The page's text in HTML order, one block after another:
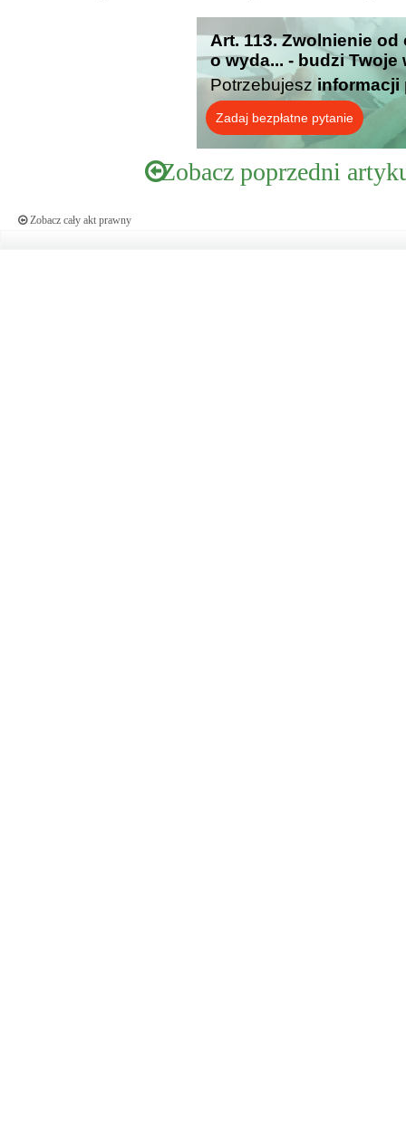
Art. 113. Zwolnienie
o wyda... - budzi
Potrzebujesz informacji
Zadaj bezpłatne pytanie
Zobacz poprzedni
Zobacz cały akt prawny